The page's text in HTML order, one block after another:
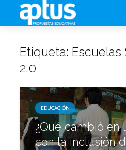
Etiqueta: Escuelas
2.0
EDUCACIÓN
¿Qué cambió en
con la inclusión